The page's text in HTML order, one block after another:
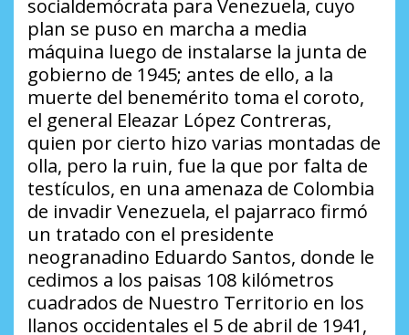
socialdemócrata para Venezuela, cuyo
plan se puso en marcha a media
máquina luego de instalarse la junta de
gobierno de 1945; antes de ello, a la
muerte del benemérito toma el coroto,
el general Eleazar López Contreras,
quien por cierto hizo varias montadas de
olla, pero la ruin, fue la que por falta de
testículos, en una amenaza de Colombia
de invadir Venezuela, el pajarraco firmó
un tratado con el presidente
neogranadino Eduardo Santos, donde le
cedimos a los paisas 108 kilómetros
cuadrados de Nuestro Territorio en los
llanos occidentales el 5 de abril de 1941,